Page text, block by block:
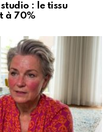
: le tissu
à 70%